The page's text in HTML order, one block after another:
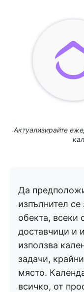
Актуализирайте
Да
изпълнител
обекта, всеки
доставчици и
използва
задачи,
място.
всичко, от